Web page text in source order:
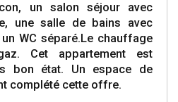
un salon séjour avec
une salle de bains avec
WC séparé.Le chauffage
Cet appartement est
bon état. Un espace de
complété cette offre.